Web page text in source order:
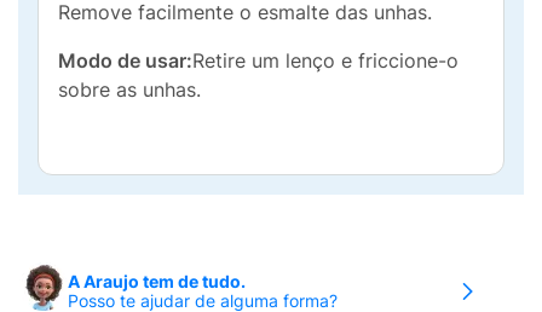
Remove facilmente o esmalte das unhas.
Modo de usar:Retire um lenço e friccione-o
sobre as unhas.
A Araujo tem de tudo.
Posso te ajudar de alguma forma?